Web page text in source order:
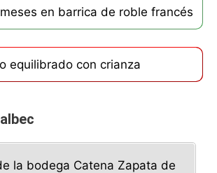
en barrica de roble francés
equilibrado con crianza
la bodega Catena Zapata de